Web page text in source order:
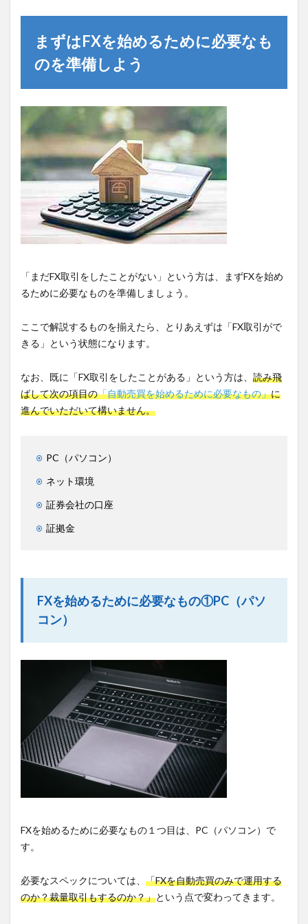
まずはFXを始めるために必要なも
のを準備しよう
「まだFX取引をしたことがない」という方は、まずFXを始め
るために必要なものを準備しましょう。
ここで解説するものを揃えたら、とりあえずは「FX取引がで
きる」という状態になります。
なお、既に「FX取引をしたことがある」という方は、 読み飛
ばして次の項目の「自動売買を始めるために必要なもの」に
進んでいただいて構いません。
PC（パソコン）
ネット環境
証券会社の口座
証拠金
FXを始めるために必要なもの①PC（パソ
コン）
FXを始めるために必要なもの１つ目は、PC（パソコン）で
す。
必要なスペックについては、 「FXを自動売買のみで運用する
のか？裁量取引もするのか？」という点で変わってきます。